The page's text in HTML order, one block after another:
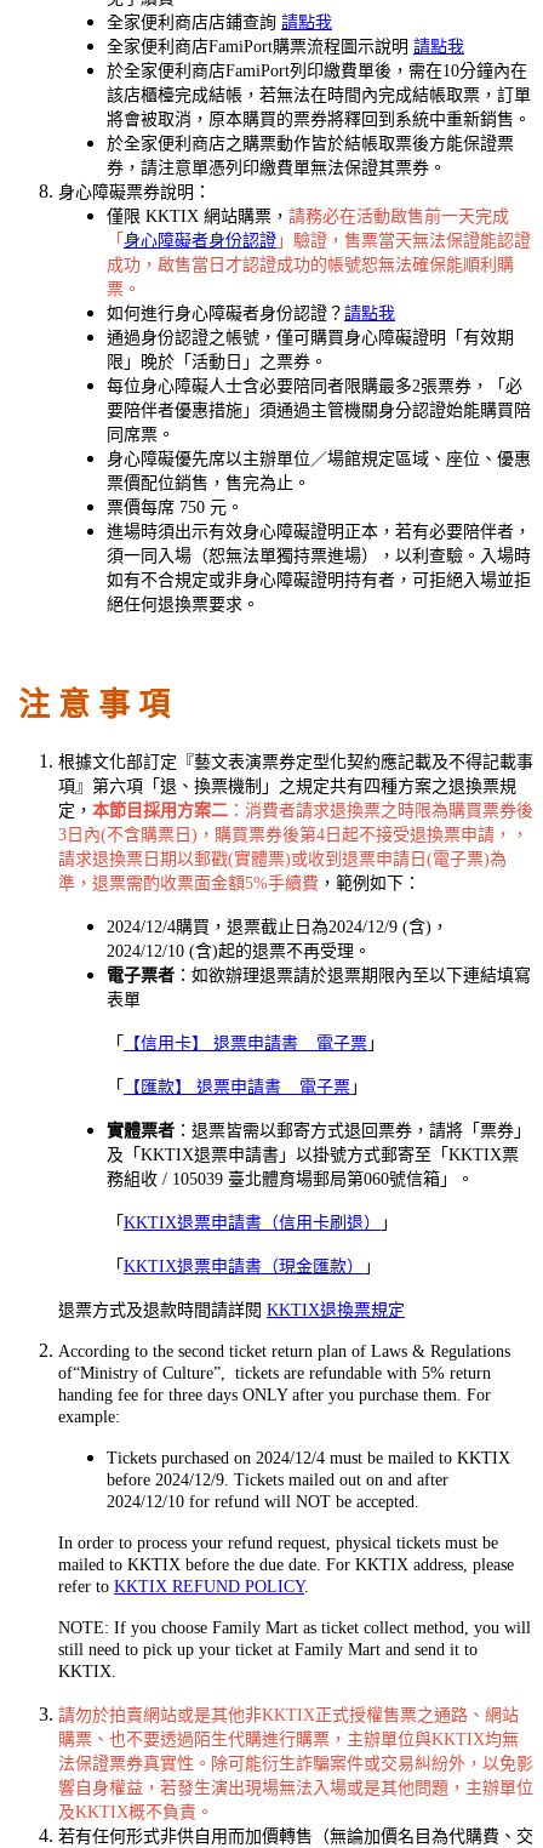
全家便利商店店鋪查詢 請點我
全家便利商店FamiPort購票流程圖示說明 請點我
於全家便利商店FamiPort列印繳費單後，需在10分鐘內在
該店櫃檯完成結帳，若無法在時間內完成結帳取票，訂單
將會被取消，原本購買的票券將釋回到系統中重新銷售。
於全家便利商店之購票動作皆於結帳取票後方能保證票
券，請注意單憑列印繳費單無法保證其票券。
身心障礙票券說明：
僅限 KKTIX 網站購票， 請務必在活動啟售前一天完成
「 身心障礙者身份認證 」驗證，售票當天無法保證能認證
成功，啟售當日才認證成功的帳號恕無法確保能順利購
票。
如何進行身心障礙者身份認證？ 請點我
通過身份認證之帳號，僅可購買身心障礙證明「有效期
限」晚於「活動日」之票券。
每位身心障礙人士含必要陪同者限購最多2張票券，「必
要陪伴者優惠措施」須通過主管機關身分認證始能購買陪
同席票。
身心障礙優先席以主辦單位／場館規定區域、座位、優惠
票價配位銷售，售完為止。
票價每席 750 元。
進場時須出示有效身心障礙證明正本，若有必要陪伴者，
須一同入場（恕無法單獨持票進場），以利查驗。入場時
如有不合規定或非身心障礙證明持有者，可拒絕入場並拒
絕任何退換票要求。
注 意 事 項
根據文化部訂定『藝文表演票券定型化契約應記載及不得記載事
項』第六項「退、換票機制」之規定共有四種方案之退換票規
定， 本節目採用方案二 ：消費者請求退換票之時限為購買票券後
3日內(不含購票日)，購買票券後第4日起不接受退換票申請，，
請求退換票日期以郵戳(實體票)或收到退票申請日(電子票)為
準，退票需酌收票面金額5%手續費 ，範例如下：
2024/12/4購買，退票截止日為2024/12/9 (含)，
2024/12/10 (含)起的退票不再受理。
電子票者 ：如欲辦理退票請於退票期限內至以下連結填寫
表單
「 【信用卡】 退票申請書 _ 電子票 」
「 【匯款】 退票申請書 _ 電子票 」
實體票者 ：退票皆需以郵寄方式退回票券，請將「票券」
及「KKTIX退票申請書」以掛號方式郵寄至「KKTIX票
務組收 / 105039 臺北體育場郵局第060號信箱」。
「 KKTIX退票申請書（信用卡刷退） 」
「 KKTIX退票申請書（現金匯款） 」
退票方式及退款時間請詳閱 KKTIX退換票規定
According to the second ticket return plan of Laws & Regulations
of“Ministry of Culture”, tickets are refundable with 5% return
handing fee for three days ONLY after you purchase them. For
example:
Tickets purchased on 2024/12/4 must be mailed to KKTIX
before 2024/12/9. Tickets mailed out on and after
2024/12/10 for refund will NOT be accepted.
In order to process your refund request, physical tickets must be
mailed to KKTIX before the due date. For KKTIX address, please
refer to KKTIX REFUND POLICY.
NOTE: If you choose Family Mart as ticket collect method, you will
still need to pick up your ticket at Family Mart and send it to
KKTIX.
請勿於拍賣網站或是其他非KKTIX正式授權售票之通路、網站
購票、也不要透過陌生代購進行購票，主辦單位與KKTIX均無
法保證票券真實性。除可能衍生詐騙案件或交易糾紛外，以免影
響自身權益，若發生演出現場無法入場或是其他問題，主辦單位
及KKTIX概不負責。
若有任何形式非供自用而加價轉售（無論加價名目為代購費、交